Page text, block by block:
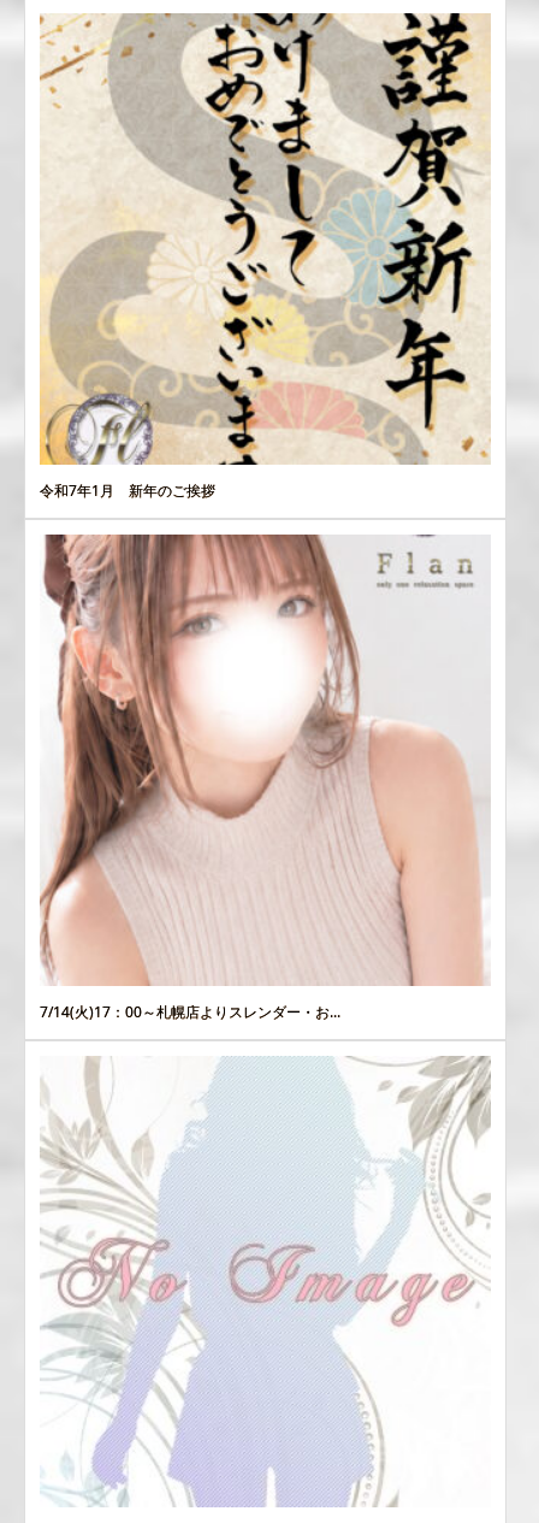
令和7年1月 新年のご挨拶
7/14(火)17：00～札幌店よりスレンダー・お...